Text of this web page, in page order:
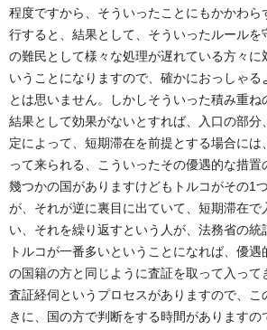
程度ですから、そういったことにもかかわら
行すると、結果として、そういったルールを
の難民として様々な処理が遅れている方々に
いうことになりますので、確かにおっしゃる
とは思いません。しかしそういった積み重
結果として効果がないとすれば、入口の部分
定によって、短期滞在を前提とする場合には
って来られる、こういったその優遇的な措置
幾つかの国がありますけどもトルコがその1
が、それが逆に裏目に出ていて、短期滞在で
い、それを繰り返すという人が、法務省の統
トルコが一番多いということになれば、優
の国籍の方と同じように査証を取って入って
査証経伺というプロセスがありますので、こ
きに、国の方で判断をする時間があります